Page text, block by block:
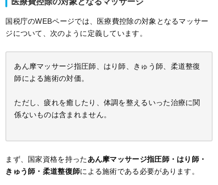
国税庁のWEBページでは、医療費控除の対象となるマッサー
ジについて、次のように定義しています。
あん摩マッサージ指圧師、はり師、きゅう師、柔道整復
師による施術の対価。
ただし、疲れを癒したり、体調を整えるいった治療に関
係ないものは含まれません。
まず、国家資格を持った あん摩マッサージ指圧師・はり師・
きゅう師・柔道整復師による施術である必要があります。